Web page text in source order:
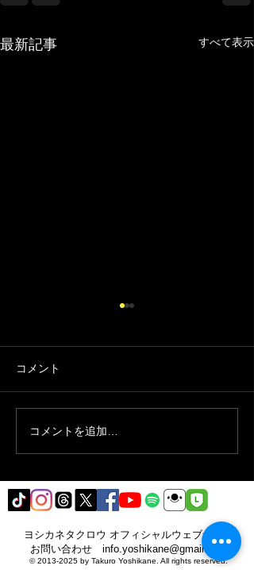
最新記事 すべて表示
推しベイビー
コメント
コメントを追加…
ヨシカネタクロウ オフィシャルウェブサイト​
​お問い合わせ info.yoshikane@gmail.com
©2013-2025 by Takuro Yoshikane. All rights reserved.